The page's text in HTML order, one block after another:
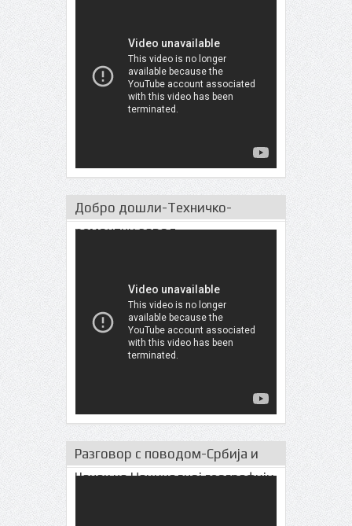
Добро дошли-Техничко-
ремонтни завод
Разговор с поводом-Србија и
Чачак на Нациналној географији